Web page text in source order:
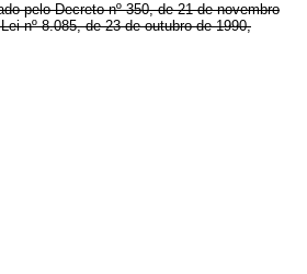
pelo Decreto nº 350, de 21 de novembro
nº 8.085, de 23 de outubro de 1990,